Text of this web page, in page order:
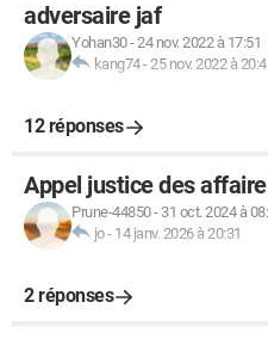
adversaire jaf
Yohan30-24 nov. 2022 à 17:51
kang74-25 nov. 2022 à
12 réponses
Appel justice des
Prune-44850- 31 oct. 2024 à
jo- 14 janv. 2026 à 20:31
2 réponses